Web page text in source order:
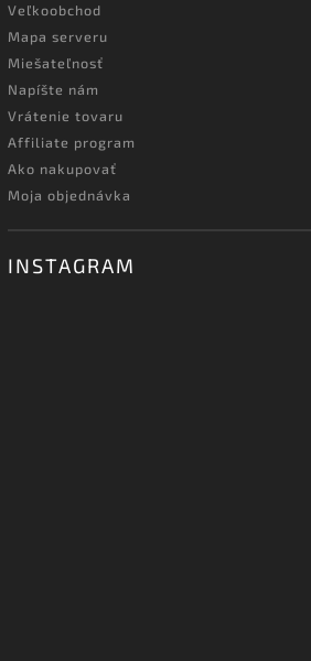
Veľkoobchod
Mapa serveru
Miešateľnosť
Napíšte nám
Vrátenie tovaru
Affiliate program
Ako nakupovať
Moja objednávka
INSTAGRAM